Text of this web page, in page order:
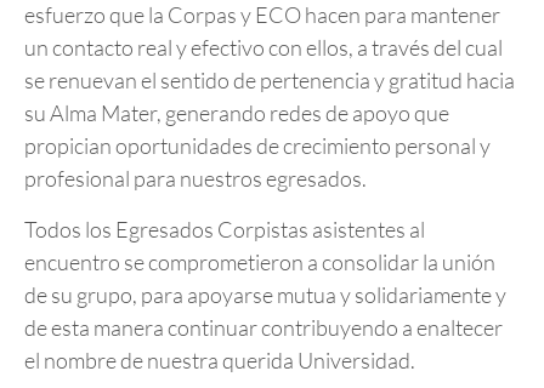
esfuerzo que la Corpas y ECO hacen para mantener
un contacto real y efectivo con ellos, a través del cual
se renuevan el sentido de pertenencia y gratitud hacia
su Alma Mater, generando redes de apoyo que
propician oportunidades de crecimiento personal y
profesional para nuestros egresados.
Todos los Egresados Corpistas asistentes al
encuentro se comprometieron a consolidar la unión
de su grupo, para apoyarse mutua y solidariamente y
de esta manera continuar contribuyendo a enaltecer
el nombre de nuestra querida Universidad.